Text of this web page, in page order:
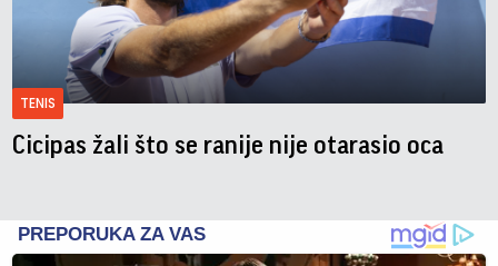
TENIS
Cicipas žali što se ranije nije otarasio oca